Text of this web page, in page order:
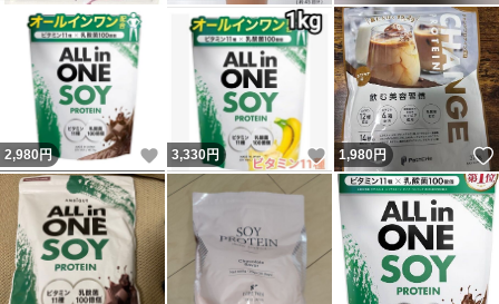
2,980円 いいね！
3,330円 いいね！
1,980円